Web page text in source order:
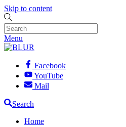
Skip to content
Menu
Facebook
YouTube
Mail
Search
Home